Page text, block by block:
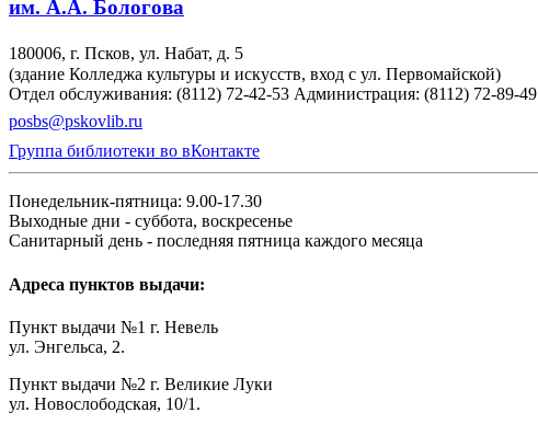
им. А.А. Бологова
180006, г. Псков, ул. Набат, д. 5
(здание Колледжа культуры и искусств, вход с ул. Первомайской)
Отдел обслуживания: (8112) 72-42-53 Администрация: (8112) 72-89-49
posbs@pskovlib.ru
Группа библиотеки во вКонтакте
Понедельник-пятница: 9.00-17.30
Выходные дни - суббота, воскресенье
Санитарный день - последняя пятница каждого месяца
Адреса пунктов выдачи:
Пункт выдачи №1 г. Невель
ул. Энгельса, 2.
Пункт выдачи №2 г. Великие Луки
ул. Новослободская, 10/1.